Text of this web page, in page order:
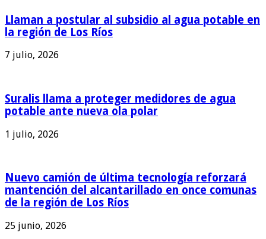
Llaman a postular al subsidio al agua potable en
la región de Los Ríos
7 julio, 2026
Suralis llama a proteger medidores de agua
potable ante nueva ola polar
1 julio, 2026
Nuevo camión de última tecnología reforzará
mantención del alcantarillado en once comunas
de la región de Los Ríos
25 junio, 2026